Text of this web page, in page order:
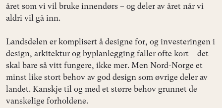
året som vi vil bruke innendørs – og deler av året når vi
aldri vil gå inn.
Landsdelen er komplisert å designe for, og investeringen i
design, arkitektur og byplanlegging faller ofte kort – det
skal bare så vitt fungere, ikke mer. Men Nord-Norge et
minst like stort behov av god design som øvrige deler av
landet. Kanskje til og med et større behov grunnet de
vanskelige forholdene.